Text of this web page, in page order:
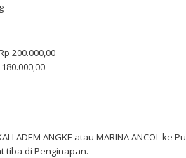
200.000,00
ADEM ANGKE atau MARINA ANCOL ke
tiba di Penginapan.